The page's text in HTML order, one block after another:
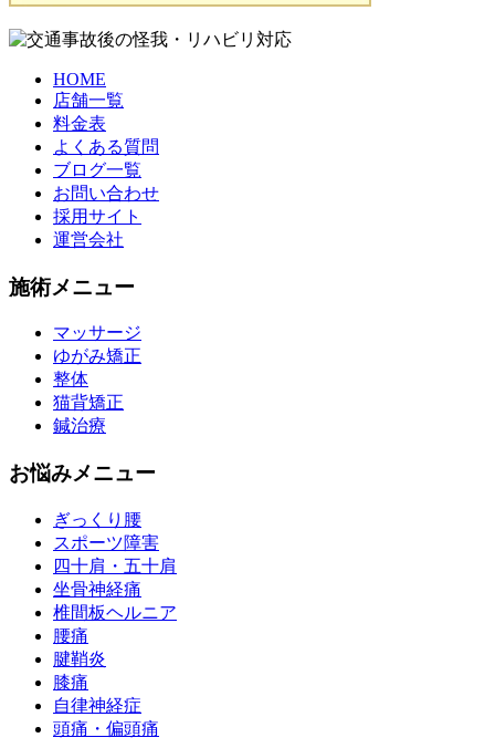
HOME
店舗一覧
料金表
よくある質問
ブログ一覧
お問い合わせ
採用サイト
運営会社
施術メニュー
マッサージ
ゆがみ矯正
整体
猫背矯正
鍼治療
お悩みメニュー
ぎっくり腰
スポーツ障害
四十肩・五十肩
坐骨神経痛
椎間板ヘルニア
腰痛
腱鞘炎
膝痛
自律神経症
頭痛・偏頭痛